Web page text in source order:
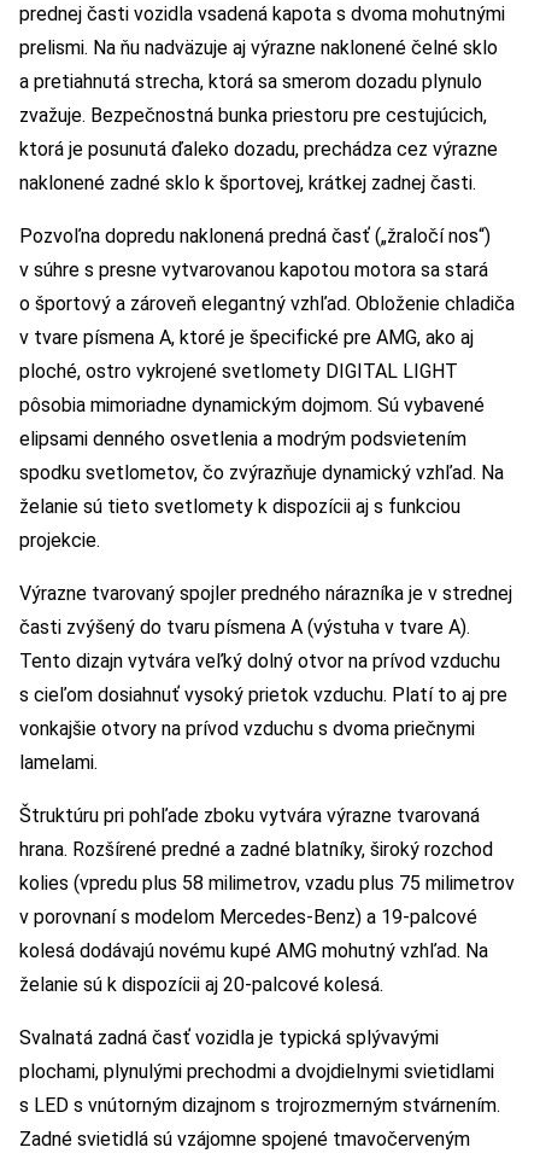
prednej časti vozidla vsadená kapota s dvoma mohutnými
prelismi. Na ňu nadväzuje aj výrazne naklonené čelné sklo
a pretiahnutá strecha, ktorá sa smerom dozadu plynulo
zvažuje. Bezpečnostná bunka priestoru pre cestujúcich,
ktorá je posunutá ďaleko dozadu, prechádza cez výrazne
naklonené zadné sklo k športovej, krátkej zadnej časti.
Pozvoľna dopredu naklonená predná časť („žraločí nos“)
v súhre s presne vytvarovanou kapotou motora sa stará
o športový a zároveň elegantný vzhľad. Obloženie chladiča
v tvare písmena A, ktoré je špecifické pre AMG, ako aj
ploché, ostro vykrojené svetlomety DIGITAL LIGHT
pôsobia mimoriadne dynamickým dojmom. Sú vybavené
elipsami denného osvetlenia a modrým podsvietením
spodku svetlometov, čo zvýrazňuje dynamický vzhľad. Na
želanie sú tieto svetlomety k dispozícii aj s funkciou
projekcie.
Výrazne tvarovaný spojler predného nárazníka je v strednej
časti zvýšený do tvaru písmena A (výstuha v tvare A).
Tento dizajn vytvára veľký dolný otvor na prívod vzduchu
s cieľom dosiahnuť vysoký prietok vzduchu. Platí to aj pre
vonkajšie otvory na prívod vzduchu s dvoma priečnymi
lamelami.
Štruktúru pri pohľade zboku vytvára výrazne tvarovaná
hrana. Rozšírené predné a zadné blatníky, široký rozchod
kolies (vpredu plus 58 milimetrov, vzadu plus 75 milimetrov
v porovnaní s modelom Mercedes-Benz) a 19-palcové
kolesá dodávajú novému kupé AMG mohutný vzhľad. Na
želanie sú k dispozícii aj 20-palcové kolesá.
Svalnatá zadná časť vozidla je typická splývavými
plochami, plynulými prechodmi a dvojdielnymi svietidlami
s LED s vnútorným dizajnom s trojrozmerným stvárnením.
Zadné svietidlá sú vzájomne spojené tmavočerveným